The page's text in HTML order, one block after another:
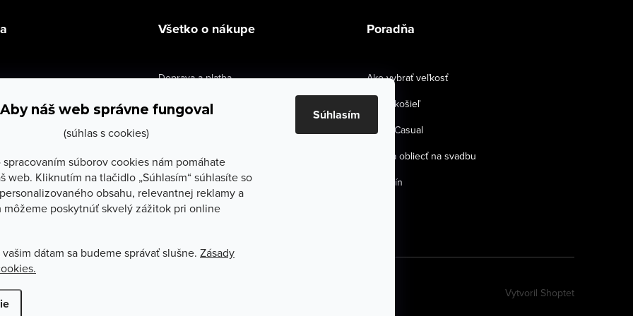
Aby náš web správne fungoval
(súhlas s cookies)
spracovaním súborov cookies nám pomáhate
web. Kliknutím na tlačidlo „Súhlasím“ súhlasíte so
obsahu, relevantnej reklamy a
môžeme poskytnúť skvelý zážitok pri online
dátam sa budeme správať slušne. Zásady
Súhlasím
Všetko o nákupe
Doprava a platba
Výmena a vrátenie
Reklamačné podmienky
Ochrana osobných údajov
Odstúpenie od zmluvy
Poradňa
Ako vybrať veľkosť
Strihy košieľ
Smart Casual
Ako sa obliecť na svadbu
Magazín
Vytvoril Shoptet
nastavenie cookies